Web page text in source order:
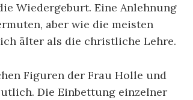
Wiedergeburt. Eine Anlehnung
aber wie die meisten
älter als die christliche Lehre.
Figuren der Frau Holle und
Die Einbettung einzelner